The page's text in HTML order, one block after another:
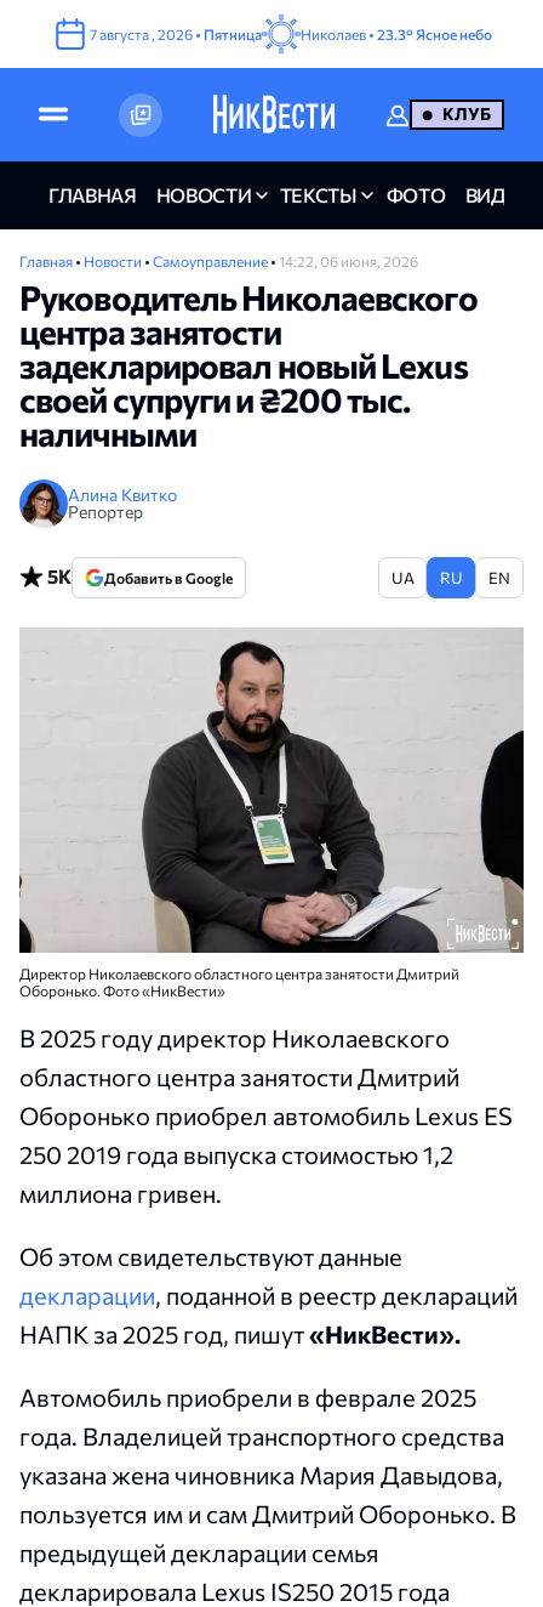
7августа , 2026 • Пятница Николаев • 23.3° Ясное небо
КЛУБ
ГЛАВНАЯ НОВОСТИ ТЕКСТЫ ФОТО ВИДЕО
Главная • Новости • Самоуправление • 14:22, 06 июня, 2026
Руководитель Николаевского
центра занятости
задекларировал новый Lexus
своей супруги и ₴200 тыс.
наличными
Алина Квитко
Репортер
5K Добавить в Google UA RU EN
Директор Николаевского областного центра занятости Дмитрий
Оборонько. Фото «НикВести»
В 2025 году директор Николаевского
областного центра занятости Дмитрий
Оборонько приобрел автомобиль Lexus ES
250 2019 года выпуска стоимостью 1,2
миллиона гривен.
Об этом свидетельствуют данные
декларации, поданной в реестр деклараций
НАПК за 2025 год, пишут«НикВести».
Автомобиль приобрели в феврале 2025
года. Владелицей транспортного средства
указана жена чиновника Мария Давыдова,
пользуется им и сам Дмитрий Оборонько. В
предыдущей декларации семья
декларировала Lexus IS250 2015 года